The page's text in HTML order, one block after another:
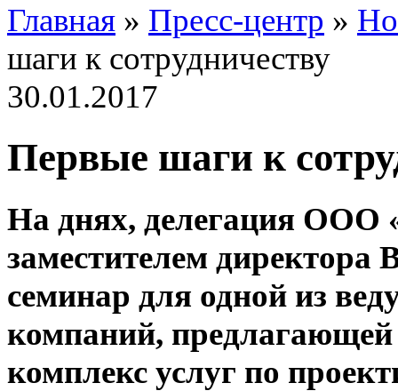
Главная » Пресс-центр »
шаги к сотрудничеству
30.01.2017
Первые шаги к
На днях, делегация ООО
заместителем
семинар для одной из
компаний,
комплекс услуг по